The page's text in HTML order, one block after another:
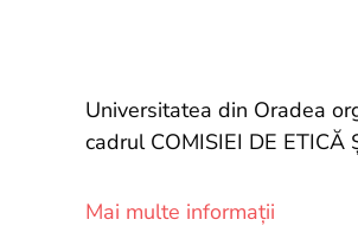
Universitatea din Oradea
cadrul COMISIEI DE ETICĂ
Mai multe informații